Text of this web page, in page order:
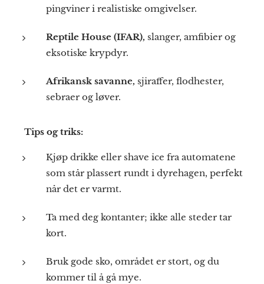
pingviner i realistiske omgivelser.
Reptile House (IFAR), slanger, amfibier og
eksotiske krypdyr.
Afrikansk savanne, sjiraffer, flodhester,
sebraer og løver.
Tips og triks:
Kjøp drikke eller shave ice fra automatene
som står plassert rundt i dyrehagen, perfekt
når det er varmt.
Ta med deg kontanter; ikke alle steder tar
kort.
Bruk gode sko, området er stort, og du
kommer til å gå mye.